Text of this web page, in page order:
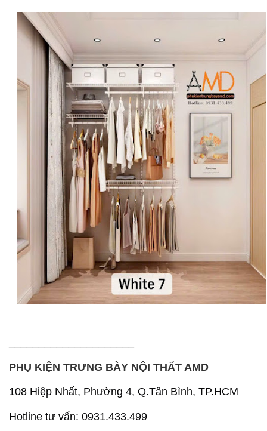
PHỤ KIỆN TRƯNG BÀY NỘI THẤT AMD
108 Hiệp Nhất, Phường 4, Q.Tân Bình, TP.HCM
Hotline tư vấn: 0931.433.499